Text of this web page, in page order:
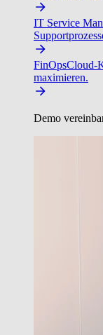
IT Service
FinOpsCloud-
maximieren.
Demo